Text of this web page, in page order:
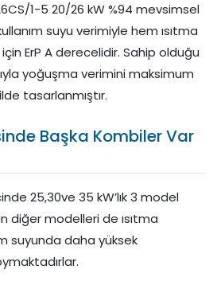
1-5 20/26 kW %94 mevsimsel
suyu verimiyle hem ısıtma
ErP A derecelidir. Sahip olduğu
yoğuşma verimini maksimum
tasarlanmıştır.
Başka Kombiler Var
25,30ve 35 kW’lık 3 model
diğer modelleri de ısıtma
suyunda daha yüksek